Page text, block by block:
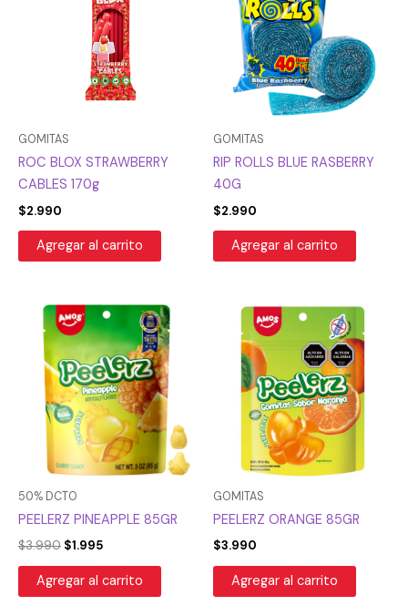
GOMITAS
ROC BLOX STRAWBERRY
CABLES 170g
$2.990
Agregar al carrito
GOMITAS
RIP ROLLS BLUE RASBERRY
40G
$2.990
Agregar al carrito
50% DCTO
PEELERZ PINEAPPLE 85GR
$3.990
El
precio
original
$3.990.
$1.995
El
precio
actual
es:
$1.995.
Agregar al carrito
GOMITAS
PEELERZ ORANGE 85GR
$3.990
Agregar al carrito